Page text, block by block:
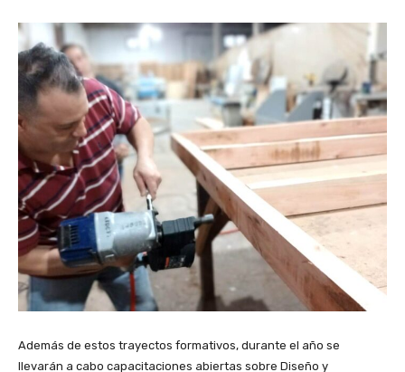
Además de estos trayectos formativos, durante el año se
llevarán a cabo capacitaciones abiertas sobre Diseño y